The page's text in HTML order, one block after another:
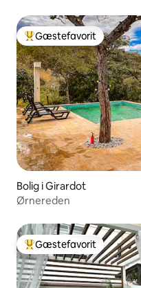
Bedste gæstefavorit
Gæstefavorit
Bolig i Girardot
Ørnereden
Bedste gæstefavorit
Gæstefavorit